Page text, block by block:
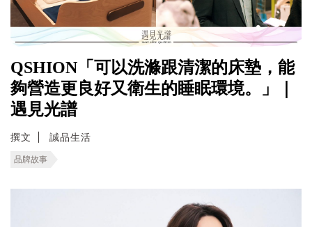
QSHION「可以洗滌跟清潔的床墊，能
夠營造更良好又衛生的睡眠環境。」｜
遇見光譜
撰文 誠品生活
品牌故事